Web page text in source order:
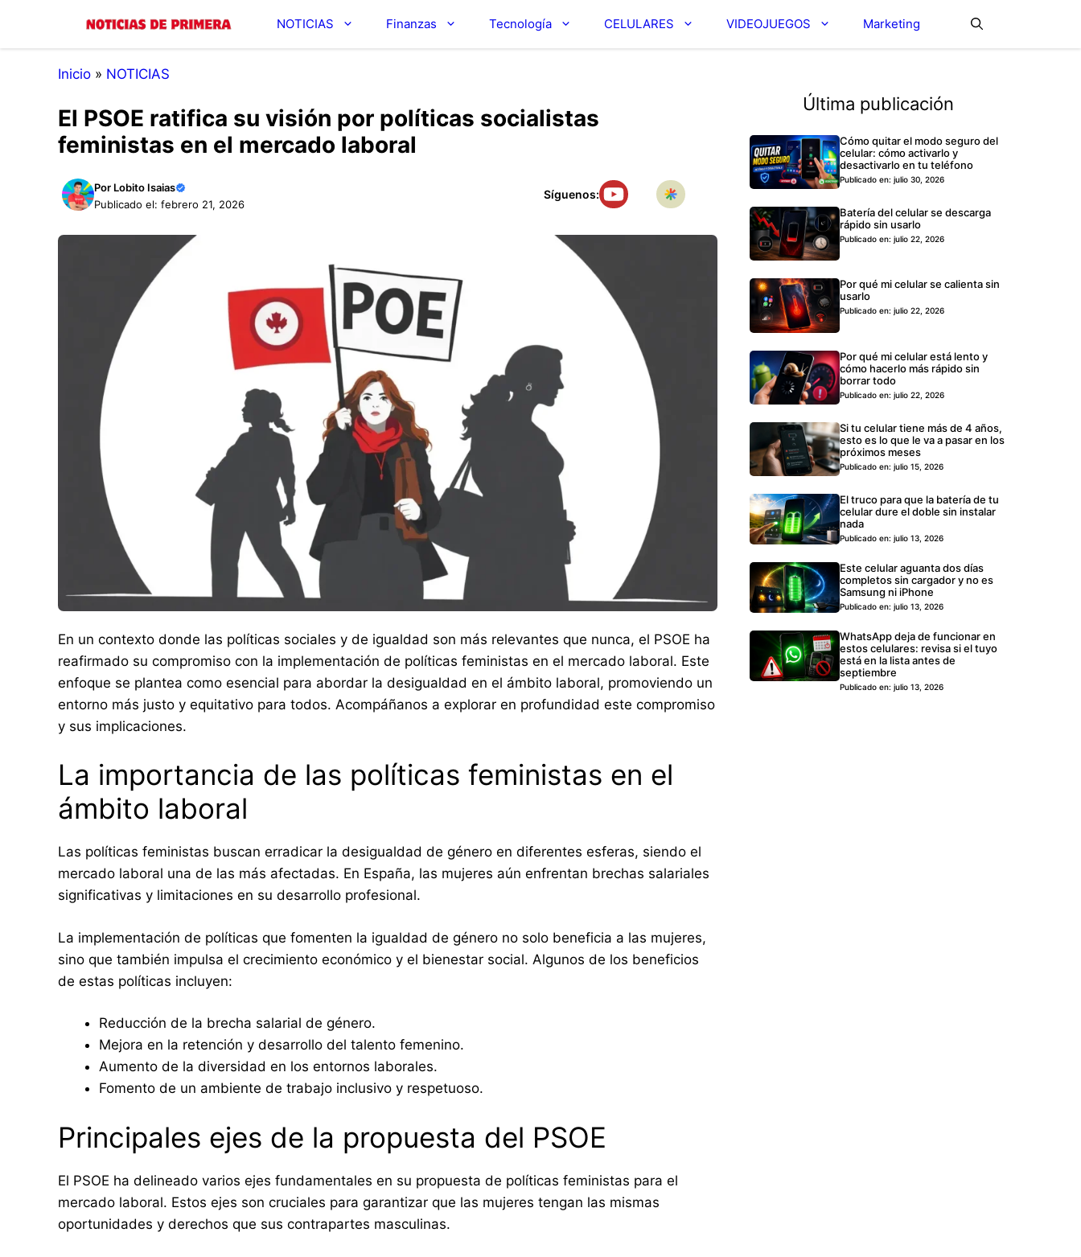
contenido
NOTICIAS Finanzas Tecnología CELULARES VIDEOJUEGOS Marketing
Inicio » NOTICIAS
El PSOE ratifica su visión por políticas socialistas
feministas en el mercado laboral
Por Lobito Isaias
Publicado el: febrero 21, 2026
Síguenos:
En un contexto donde las políticas sociales y de igualdad son más relevantes que nunca, el PSOE ha
reafirmado su compromiso con la implementación de políticas feministas en el mercado laboral. Este
enfoque se plantea como esencial para abordar la desigualdad en el ámbito laboral, promoviendo un
entorno más justo y equitativo para todos. Acompáñanos a explorar en profundidad este compromiso
y sus implicaciones.
La importancia de las políticas feministas en el
ámbito laboral
Las políticas feministas buscan erradicar la desigualdad de género en diferentes esferas, siendo el
mercado laboral una de las más afectadas. En España, las mujeres aún enfrentan brechas salariales
significativas y limitaciones en su desarrollo profesional.
La implementación de políticas que fomenten la igualdad de género no solo beneficia a las mujeres,
sino que también impulsa el crecimiento económico y el bienestar social. Algunos de los beneficios
de estas políticas incluyen:
Reducción de la brecha salarial de género.
Mejora en la retención y desarrollo del talento femenino.
Aumento de la diversidad en los entornos laborales.
Fomento de un ambiente de trabajo inclusivo y respetuoso.
Principales ejes de la propuesta del PSOE
El PSOE ha delineado varios ejes fundamentales en su propuesta de políticas feministas para el
mercado laboral. Estos ejes son cruciales para garantizar que las mujeres tengan las mismas
oportunidades y derechos que sus contrapartes masculinas.
Última publicación
Cómo quitar el modo seguro del
celular: cómo activarlo y
desactivarlo en tu teléfono
Publicado en: julio 30, 2026
Batería del celular se descarga
rápido sin usarlo
Publicado en: julio 22, 2026
Por qué mi celular se calienta sin
usarlo
Publicado en: julio 22, 2026
Por qué mi celular está lento y
cómo hacerlo más rápido sin
borrar todo
Publicado en: julio 22, 2026
Si tu celular tiene más de 4 años,
esto es lo que le va a pasar en los
próximos meses
Publicado en: julio 15, 2026
El truco para que la batería de tu
celular dure el doble sin instalar
nada
Publicado en: julio 13, 2026
Este celular aguanta dos días
completos sin cargador y no es
Samsung ni iPhone
Publicado en: julio 13, 2026
WhatsApp deja de funcionar en
estos celulares: revisa si el tuyo
está en la lista antes de
septiembre
Publicado en: julio 13, 2026